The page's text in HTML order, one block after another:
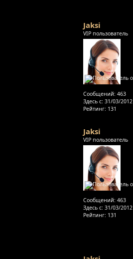
Jaksi
VIP пользователь
Сообщений: 463
Здесь с: 31/03/2012
Рейтинг: 131
Jaksi
VIP пользователь
Сообщений: 463
Здесь с: 31/03/2012
Рейтинг: 131